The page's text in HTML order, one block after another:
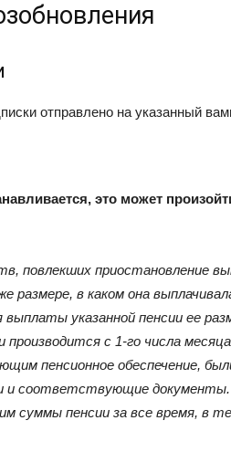
отправлено на указанный
это может
повлекших приостановление
размере, в каком она
указанной пенсии ее
с 1-го числа
пенсионное обеспечение,
и соответствующие
суммы пенсии за все время, в